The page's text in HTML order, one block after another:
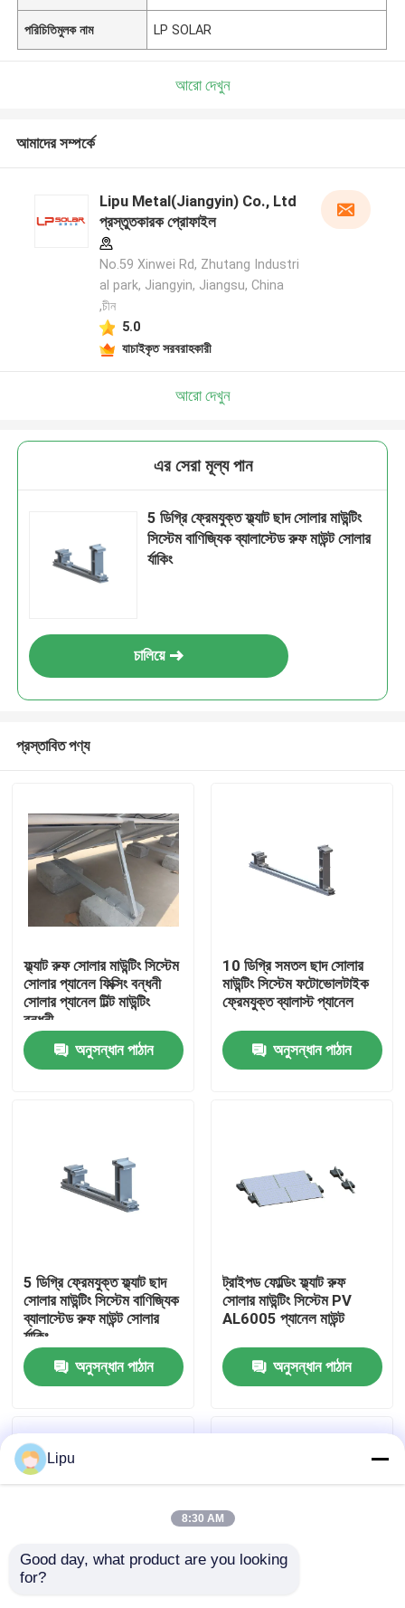
আমাদের সম্পর্কে
কারখানা ভ্রমণ
যোগাযোগ করুন
পরিচিতিমুলক নাম LP SOLAR
আরো দেখুন
আমাদের সম্পর্কে
Lipu Metal(Jiangyin) Co., Ltd
প্রস্তুতকারক প্রোফাইল
No.59 Xinwei Rd, Zhutang Industri
al park, Jiangyin, Jiangsu, China
,চীন
5.0
যাচাইকৃত সরবরাহকারী
আরো দেখুন
এর সেরা মূল্য পান
5 ডিগ্রি ফ্রেমযুক্ত ফ্ল্যাট ছাদ সোলার মাউন্টিং
সিস্টেম বাণিজ্যিক ব্যালাস্টেড রুফ মাউন্ট সোলার
র্যাকিং
চালিয়ে
প্রস্তাবিত পণ্য
ফ্ল্যাট রুফ সোলার মাউন্টিং সিস্টেম
সোলার প্যানেল ফিক্সিং বন্ধনী
সোলার প্যানেল টিল্ট মাউন্টিং
বন্ধনী
অনুসন্ধান পাঠান
10 ডিগ্রি সমতল ছাদ সোলার
মাউন্টিং সিস্টেম ফটোভোলটাইক
ফ্রেমযুক্ত ব্যালাস্ট প্যানেল
অনুসন্ধান পাঠান
5 ডিগ্রি ফ্রেমযুক্ত ফ্ল্যাট ছাদ
সোলার মাউন্টিং সিস্টেম বাণিজ্যিক
ব্যালাস্টেড রুফ মাউন্ট সোলার
র্যাকিং
অনুসন্ধান পাঠান
ট্রাইপড ফোল্ডিং ফ্ল্যাট রুফ
সোলার মাউন্টিং সিস্টেম PV
AL6005 প্যানেল মাউন্ট
অনুসন্ধান পাঠান
Lipu
8:30 AM
Good day, what product are you looking
for?